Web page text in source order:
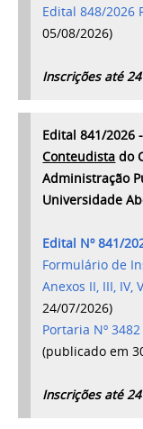
Edital 848/2026
05/08/2026)
Inscrições até
Edital 841/2026
Conteudista do
Administração
Universidade
Edital Nº 841/
Formulário de
Anexos II, III, IV,
24/07/2026)
Portaria Nº 3482
(publicado em
Inscrições até